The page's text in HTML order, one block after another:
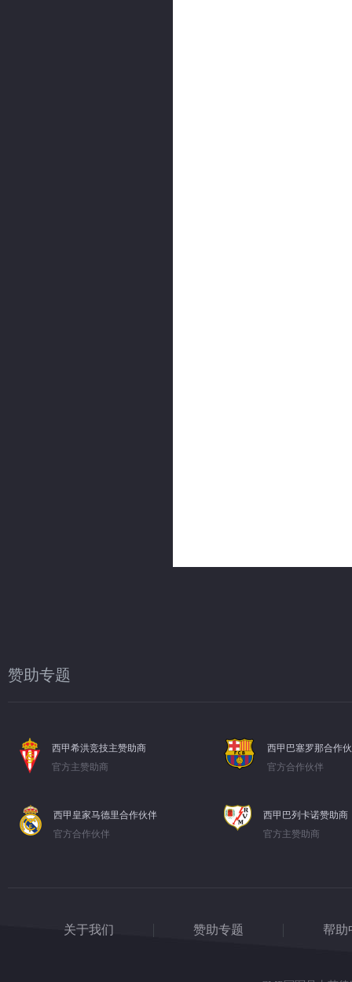
赞助专题
西甲希洪竞技主赞助商
官方主赞助商
西甲巴塞罗那合作
官方合作伙伴
西甲皇家马德里合作伙伴
官方合作伙伴
西甲巴列卡诺赞助商
官方主赞助商
关于我们 赞助专题 帮助